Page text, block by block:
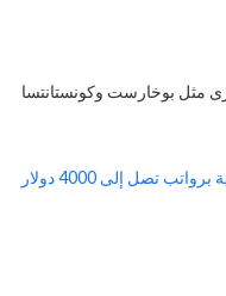
مثل بوخارست وكونستانتسا
كيف تبدأ العمل في المصانع الكندية برواتب تصل إلى 4000 دولار